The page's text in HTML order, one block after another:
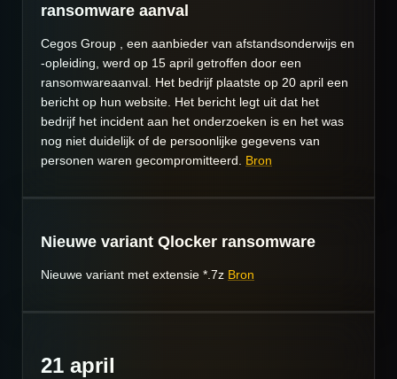
ransomware aanval
Cegos Group , een aanbieder van afstandsonderwijs en
-opleiding, werd op 15 april getroffen door een
ransomwareaanval. Het bedrijf plaatste op 20 april een
bericht op hun website. Het bericht legt uit dat het
bedrijf het incident aan het onderzoeken is en het was
nog niet duidelijk of de persoonlijke gegevens van
personen waren gecompromitteerd. Bron
Nieuwe variant Qlocker ransomware
Nieuwe variant met extensie *.7z Bron
21 april